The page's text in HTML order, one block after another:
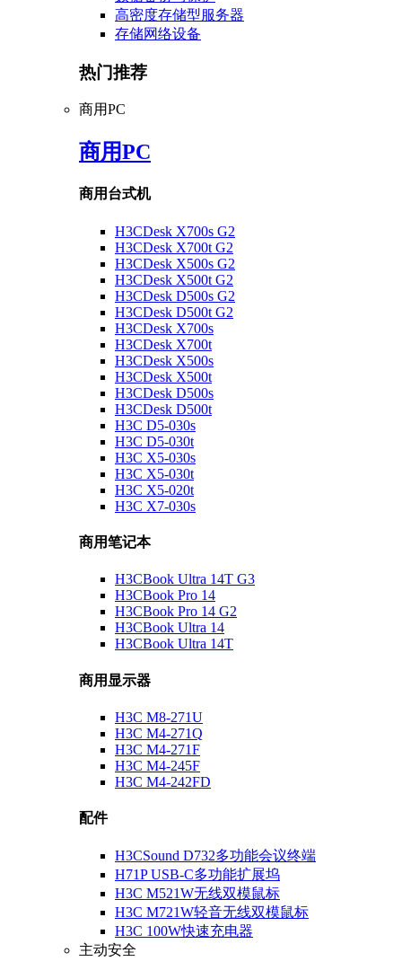
高密度存储型服务器
存储网络设备
热门推荐
商用PC
商用PC
商用台式机
H3CDesk X700s G2
H3CDesk X700t G2
H3CDesk X500s G2
H3CDesk X500t G2
H3CDesk D500s G2
H3CDesk D500t G2
H3CDesk X700s
H3CDesk X700t
H3CDesk X500s
H3CDesk X500t
H3CDesk D500s
H3CDesk D500t
H3C D5-030s
H3C D5-030t
H3C X5-030s
H3C X5-030t
H3C X5-020t
H3C X7-030s
商用笔记本
H3CBook Ultra 14T G3
H3CBook Pro 14
H3CBook Pro 14 G2
H3CBook Ultra 14
H3CBook Ultra 14T
商用显示器
H3C M8-271U
H3C M4-271Q
H3C M4-271F
H3C M4-245F
H3C M4-242FD
配件
H3CSound D732多功能会议终端
H71P USB-C多功能扩展坞
H3C M521W无线双模鼠标
H3C M721W轻音无线双模鼠标
H3C 100W快速充电器
主动安全